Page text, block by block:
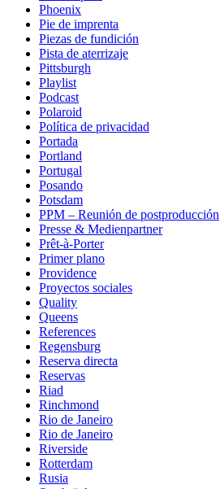
Phoenix
Pie de imprenta
Piezas de fundición
Pista de aterrizaje
Pittsburgh
Playlist
Podcast
Polaroid
Política de privacidad
Portada
Portland
Portugal
Posando
Potsdam
PPM – Reunión de postproducción
Presse & Medienpartner
Prêt-à-Porter
Primer plano
Providence
Proyectos sociales
Quality
Queens
References
Regensburg
Reserva directa
Reservas
Riad
Rinchmond
Rio de Janeiro
Rio de Janeiro
Riverside
Rotterdam
Rusia